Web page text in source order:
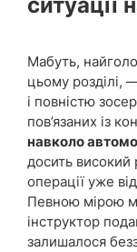
ситуації
Мабуть,
цьому розділі,
і повністю
пов’язаних із
навколо
досить високий
операції уже
Певною мірою
інструктор
залишалося